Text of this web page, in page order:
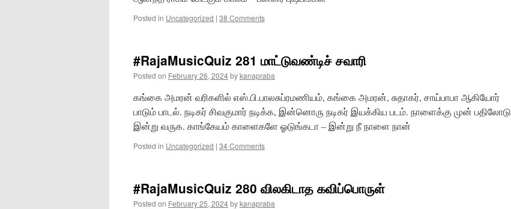
Posted in Uncategorized | 38 Comments
#RajaMusicQuiz 281 மாட்டுவண்டிச் சவாரி
Posted on February 26, 2024bykanapraba
கங்கை அமரன் வரிகளில் எஸ்.பி.பாலசுப்ரமணியம், கங்கை அமரன், சுதாகர், சாய்பாபா ஆகியோர்
பாடும் பாடல். நடிகர் சிவகுமார் நடிக்க, இன்னொரு நடிகர் இயக்கிய படம். நாளைக்கு முன் பதிலோடு
இன்று வருக. காங்கேயம் காளைகளே ஓடுங்கடா – இன்று நீ நாளை நான்
Posted in Uncategorized | 34 Comments
#RajaMusicQuiz 280 விலகிடாத கவிப்பொருள்
Posted on February 25, 2024bykanapraba